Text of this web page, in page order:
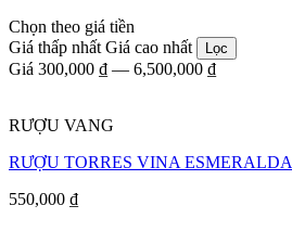
Chọn theo giá tiền
Giá thấp nhất Giá cao nhất Lọc
Giá 300,000 ₫ — 6,500,000 ₫
RƯỢU VANG
RƯỢU TORRES VINA ESMERALDA
550,000 ₫